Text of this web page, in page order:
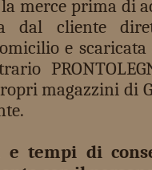
merce prima di
dal cliente
e
magazzini di
e tempi di